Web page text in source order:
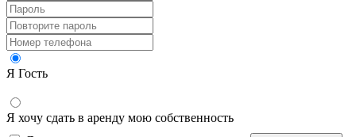
Я Гость
Я хочу сдать в аренду мою собственность